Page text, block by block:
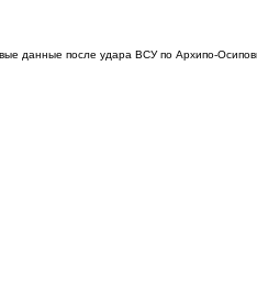
данные после удара ВСУ по Архипо-